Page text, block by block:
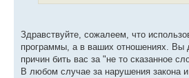
Здравствуйте, сожалеем, что
программы, а в ваших отношениях. Вы
причин бить вас за "не то сказанное
В любом случае за нарушения закона